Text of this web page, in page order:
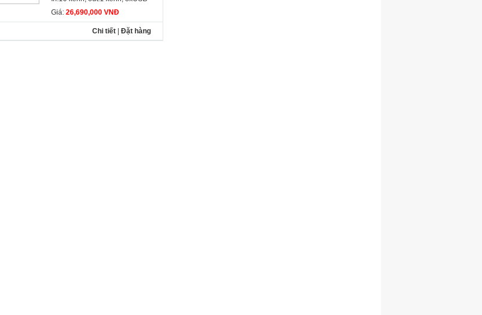
(Mouse / Memory Stick) 4x Alarm
In/ 1x Out. 1x RS485, RealTime,
480fps/400fps(NTSC/PAL) @ WD1
Giá: 26,690,000 VNĐ
Chi tiết Đặt hàng